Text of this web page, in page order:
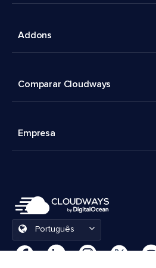
Addons
Comparar Cloudways
Empresa
Português